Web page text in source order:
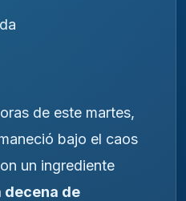
de este martes,
bajo el caos
un ingrediente
decena de